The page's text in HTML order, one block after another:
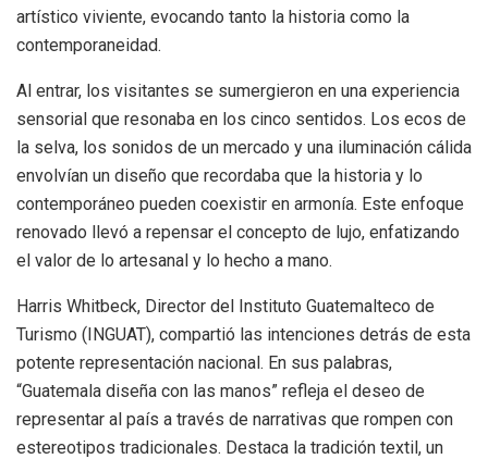
artístico viviente, evocando tanto la historia como la
contemporaneidad.
Al entrar, los visitantes se sumergieron en una experiencia
sensorial que resonaba en los cinco sentidos. Los ecos de
la selva, los sonidos de un mercado y una iluminación cálida
envolvían un diseño que recordaba que la historia y lo
contemporáneo pueden coexistir en armonía. Este enfoque
renovado llevó a repensar el concepto de lujo, enfatizando
el valor de lo artesanal y lo hecho a mano.
Harris Whitbeck, Director del Instituto Guatemalteco de
Turismo (INGUAT), compartió las intenciones detrás de esta
potente representación nacional. En sus palabras,
“Guatemala diseña con las manos” refleja el deseo de
representar al país a través de narrativas que rompen con
estereotipos tradicionales. Destaca la tradición textil, un